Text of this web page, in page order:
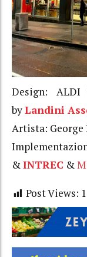
Design: ALDI
byLandini
Artista: George
& INTREC &
Post Views: